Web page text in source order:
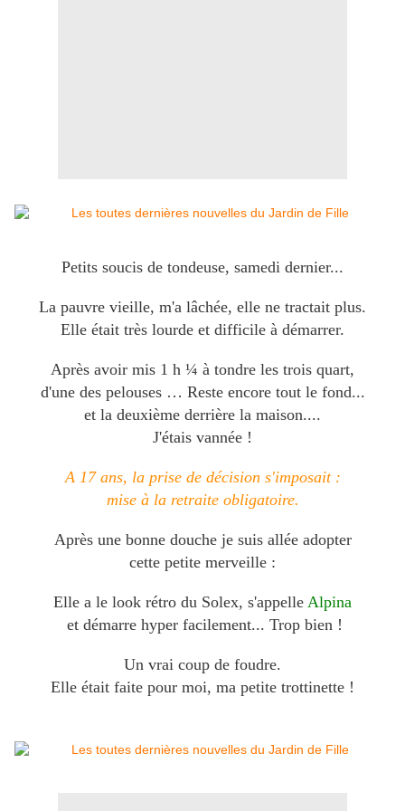
Petits soucis de tondeuse, samedi dernier...
La pauvre vieille, m'a lâchée, elle ne tractait plus.
Elle était très lourde et difficile à démarrer.
Après avoir mis 1 h ¼ à tondre les trois quart,
d'une des pelouses … Reste encore tout le fond...
et la deuxième derrière la maison....
J'étais vannée !
A 17 ans, la prise de décision s'imposait :
mise à la retraite obligatoire.
Après une bonne douche je suis allée adopter
cette petite merveille :
Elle a le look rétro du Solex, s'appelle Alpina
et démarre hyper facilement... Trop bien !
Un vrai coup de foudre.
Elle était faite pour moi, ma petite trottinette !